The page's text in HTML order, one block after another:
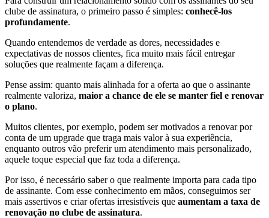
clube de assinatura, o primeiro passo é simples: conhecê-los
profundamente.
Quando entendemos de verdade as dores, necessidades e
expectativas de nossos clientes, fica muito mais fácil entregar
soluções que realmente façam a diferença.
Pense assim: quanto mais alinhada for a oferta ao que o assinante
realmente valoriza, maior a chance de ele se manter fiel e renovar
o plano.
Muitos clientes, por exemplo, podem ser motivados a renovar por
conta de um upgrade que traga mais valor à sua experiência,
enquanto outros vão preferir um atendimento mais personalizado,
aquele toque especial que faz toda a diferença.
Por isso, é necessário saber o que realmente importa para cada tipo
de assinante. Com esse conhecimento em mãos, conseguimos ser
mais assertivos e criar ofertas irresistíveis que aumentam a taxa de
renovação no clube de assinatura.